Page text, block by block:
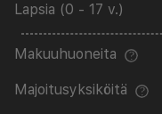
Lapsia (0 - 17 v.)
Makuuhuoneita
Majoitusyksiköitä